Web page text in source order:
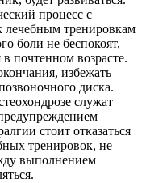
процесс с
тренировкам
боли не беспокоят,
почтенном возрасте.
избежать
диска.
служат
стоит отказаться
тренировок, не
выполнением